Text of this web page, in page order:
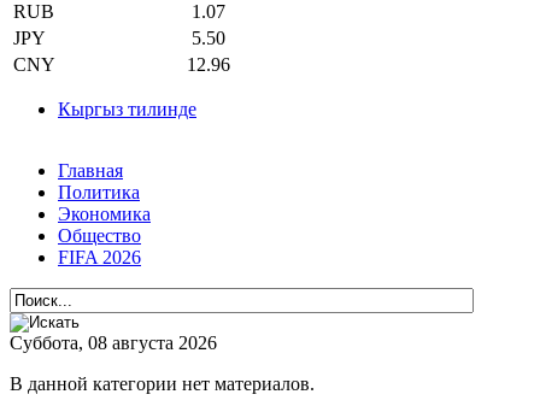
RUB
1.07
JPY
5.50
CNY
12.96
Кыргыз тилинде
Главная
Политика
Экономика
Общество
FIFA 2026
Суббота, 08 августа 2026
В данной категории нет материалов.